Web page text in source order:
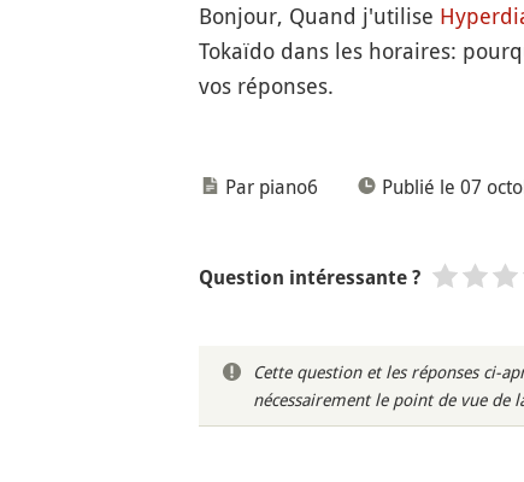
Bonjour, Quand j'utilise
Tokaïdo dans les horaires:
vos réponses.
Par piano6 Publié le 07
Question intéressante ?
Cette question et les réponses ci-
nécessairement le point de vue de